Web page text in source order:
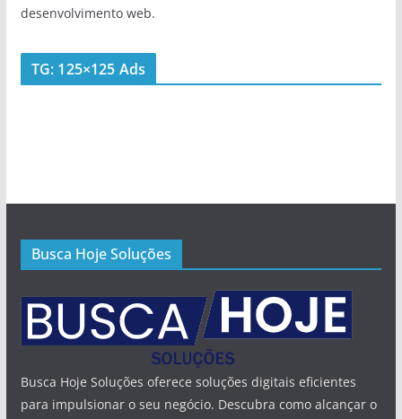
desenvolvimento web.
TG: 125×125 Ads
Busca Hoje Soluções
Busca Hoje Soluções oferece soluções digitais eficientes
para impulsionar o seu negócio. Descubra como alcançar o